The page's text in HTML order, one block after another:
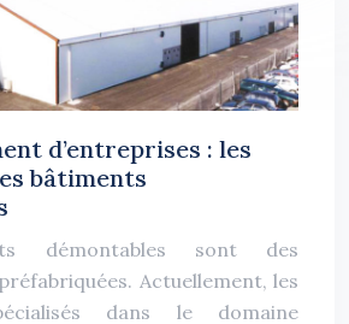
d’entreprises : les
bâtiments
démontables sont des
Actuellement, les
dans le domaine